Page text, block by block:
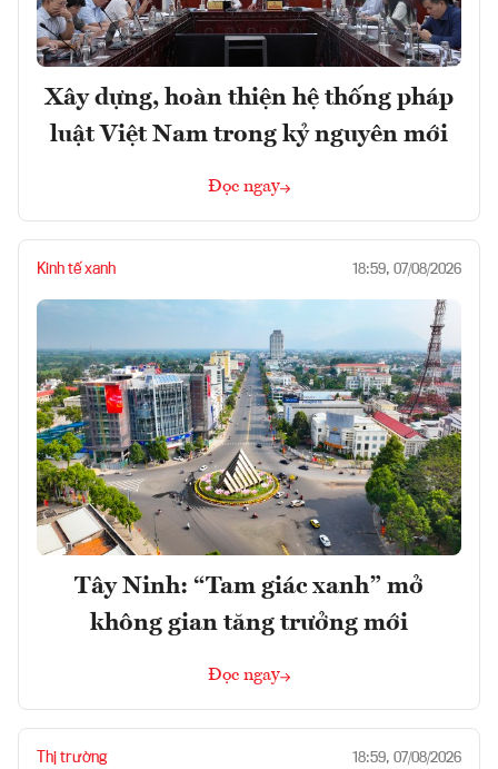
Xây dựng, hoàn thiện hệ thống pháp
luật Việt Nam trong kỷ nguyên mới
Đọc ngay
Kinh tế xanh 18:59, 07/08/2026
Tây Ninh: “Tam giác xanh” mở
không gian tăng trưởng mới
Đọc ngay
Thị trường 18:59, 07/08/2026